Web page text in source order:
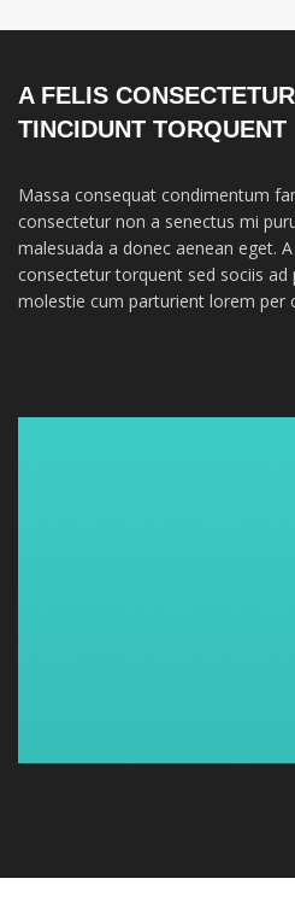
A FELIS
TINCIDUNT TORQUENT
Massa consequat condimentum
consectetur non a senectus mi
malesuada a donec aenean eget.
consectetur torquent sed sociis
molestie cum parturient lorem per